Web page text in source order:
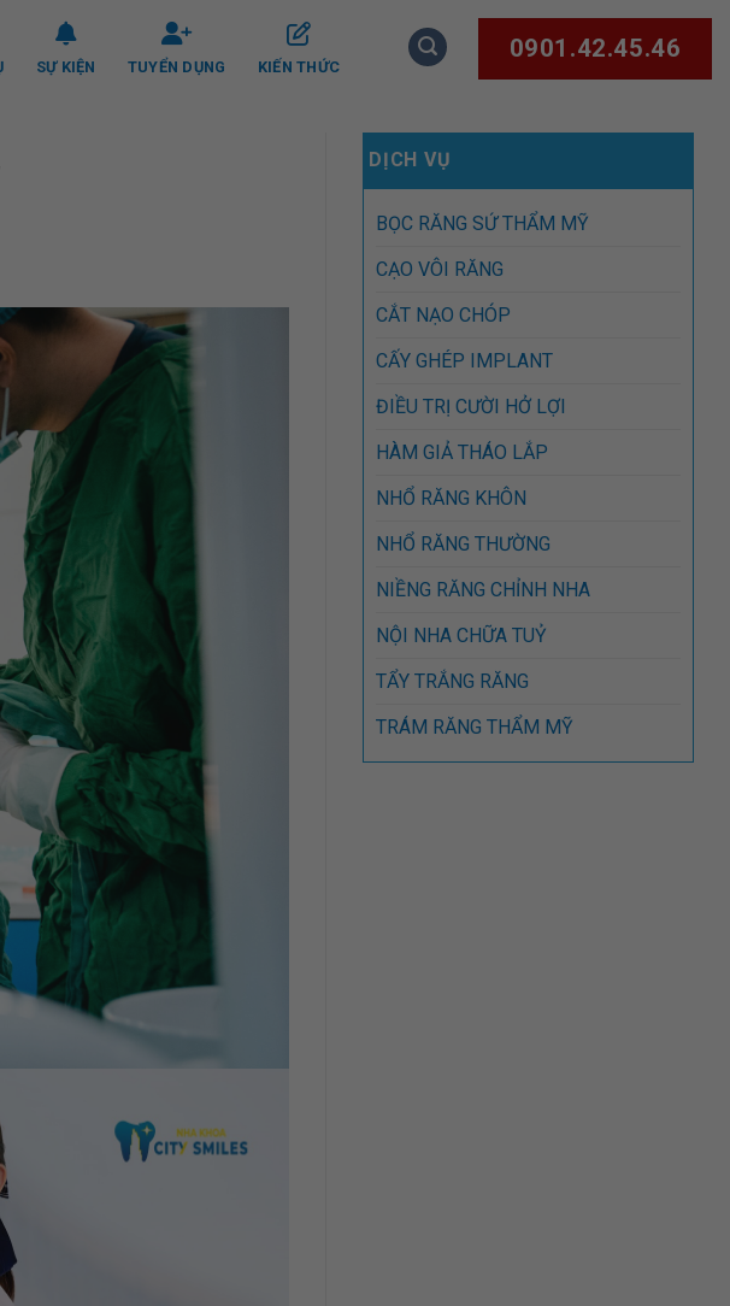
SỰ KIỆN TUYỂN DỤNG KIẾN THỨC
0901.42.45.46
DỊCH VỤ
BỌC RĂNG SỨ THẨM MỸ
CẠO VÔI RĂNG
CẮT NẠO CHÓP
CẤY GHÉP IMPLANT
ĐIỀU TRỊ CƯỜI HỞ LỢI
HÀM GIẢ THÁO LẮP
NHỔ RĂNG KHÔN
NHỔ RĂNG THƯỜNG
NIỀNG RĂNG CHỈNH NHA
NỘI NHA CHỮA TUỶ
TẨY TRẮNG RĂNG
TRÁM RĂNG THẨM MỸ